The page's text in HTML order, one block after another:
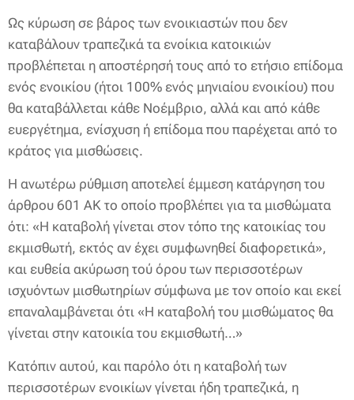
Ως κύρωση σε βάρος των ενοικιαστών που δεν
καταβάλουν τραπεζικά τα ενοίκια κατοικιών
προβλέπεται η αποστέρησή τους από το ετήσιο επίδομα
ενός ενοικίου (ήτοι 100% ενός μηνιαίου ενοικίου) που
θα καταβάλλεται κάθε Νοέμβριο, αλλά και από κάθε
ευεργέτημα, ενίσχυση ή επίδομα που παρέχεται από το
κράτος για μισθώσεις.
Η ανωτέρω ρύθμιση αποτελεί έμμεση κατάργηση του
άρθρου 601 ΑΚ το οποίο προβλέπει για τα μισθώματα
ότι: «Η καταβολή γίνεται στον τόπο της κατοικίας του
εκμισθωτή, εκτός αν έχει συμφωνηθεί διαφορετικά»,
και ευθεία ακύρωση τού όρου των περισσοτέρων
ισχυόντων μισθωτηρίων σύμφωνα με τον οποίο και εκεί
επαναλαμβάνεται ότι «Η καταβολή του μισθώματος θα
γίνεται στην κατοικία του εκμισθωτή…»
Κατόπιν αυτού, και παρόλο ότι η καταβολή των
περισσοτέρων ενοικίων γίνεται ήδη τραπεζικά, η